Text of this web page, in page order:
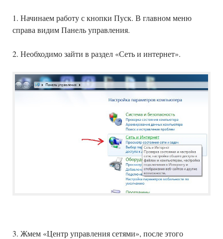
1. Начинаем работу с кнопки Пуск. В главном меню
справа видим Панель управления.
2. Необходимо зайти в раздел «Сеть и интернет».
3. Жмем «Центр управления сетями», после этого